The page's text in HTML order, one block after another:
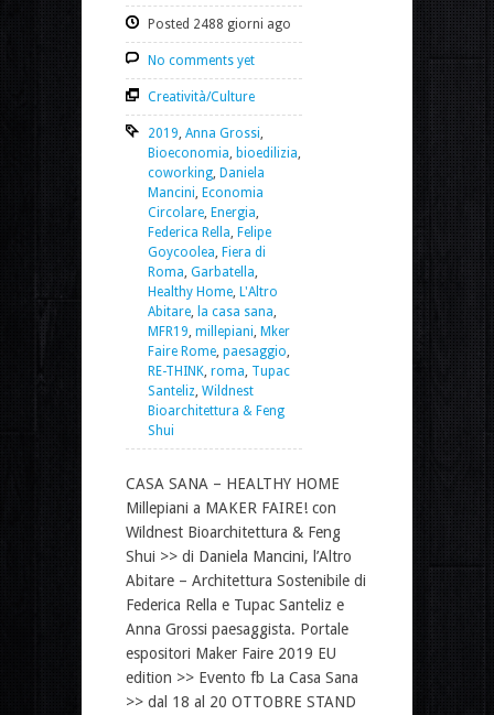
Posted 2488 giorni ago
No comments yet
Creatività/Culture
2019 Anna Grossi
Bioeconomia
bioedilizia
coworking Daniela
Mancini Economia
Circolare Energia
Federica Rella Felipe
Goycoolea Fiera di
Roma Garbatella
Healthy Home L'Altro
Abitare
la casa sana
MFR19 millepiani Mker
Faire Rome paesaggio
RE-THINK roma Tupac
Santeliz Wildnest
Bioarchitettura & Feng
Shui
CASA SANA – HEALTHY HOME
Millepiani a MAKER FAIRE! con
Wildnest Bioarchitettura & Feng
Shui >> di Daniela Mancini, l’Altro
Abitare – Architettura Sostenibile di
Federica Rella e Tupac Santeliz e
Anna Grossi paesaggista. Portale
espositori Maker Faire 2019 EU
edition >> Evento fb La Casa Sana
>> dal 18 al 20 OTTOBRE STAND